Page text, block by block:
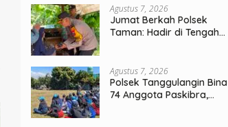
Agustus 7, 2026
Jumat Berkah Polsek
Taman: Hadir di Tengah
Kamtibmas
Agustus 7, 2026
Polsek Tanggulangin Bina
74 Anggota Paskibra,